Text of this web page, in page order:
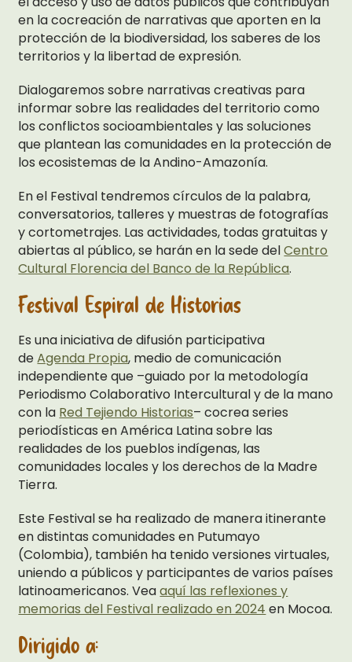
en la cocreación de narrativas que aporten en la
protección de la biodiversidad, los saberes de los
territorios y la libertad de expresión.
Dialogaremos sobre narrativas creativas para
informar sobre las realidades del territorio como
los conflictos socioambientales y las soluciones
que plantean las comunidades en la protección de
los ecosistemas de la Andino-Amazonía.
En el Festival tendremos círculos de la palabra,
conversatorios, talleres y muestras de fotografías
y cortometrajes. Las actividades, todas gratuitas y
abiertas al público, se harán en la sede delCentro
Cultural Florencia del Banco de la República.
Festival Espiral de Historias
Es una iniciativa de difusión participativa
deAgenda Propia, medio de comunicación
independiente que –guiado por la metodología
Periodismo Colaborativo Intercultural y de la mano
con la Red Tejiendo Historias– cocrea series
periodísticas en América Latina sobre las
realidades de los pueblos indígenas, las
comunidades locales y los derechos de la Madre
Tierra.
Este Festival se ha realizado de manera itinerante
en distintas comunidades en Putumayo
(Colombia), también ha tenido versiones virtuales,
uniendo a públicos y participantes de varios países
latinoamericanos. Veaaquí las reflexiones y
memorias del Festival realizado en 2024 en Mocoa.
Dirigido a: